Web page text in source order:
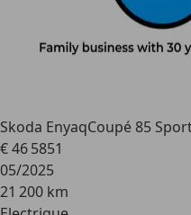
Skoda EnyaqCoupé 85
€ 46 5851
05/2025
21 200 km